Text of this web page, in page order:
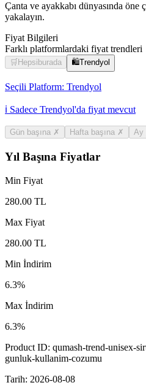
Çanta ve ayakkabı dünyasında öne
yakalayın.
Fiyat Bilgileri
Farklı platformlardaki fiyat trendleri
🛒 Hepsiburada 🛍️Trendyol
Seçili Platform: Trendyol
ℹ️ Sadece Trendyol'da fiyat mevcut
Gün başına ✗ Hafta başına ✗ Ay
Yıl Başına Fiyatlar
Min Fiyat
280.00 TL
Max Fiyat
280.00 TL
Min İndirim
6.3%
Max İndirim
6.3%
Product ID: qumash-trend-unisex-
gunluk-kullanim-cozumu
Tarih: 2026-08-08